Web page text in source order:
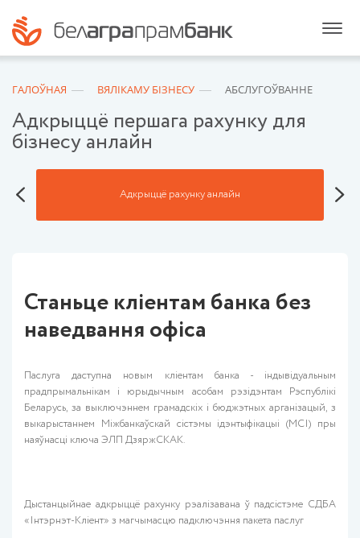
ГАЛОЎНАЯ ВЯЛІКАМУ БІЗНEСУ АБСЛУГОЎВАННЕ
Адкрыццё першага рахунку для
бізнесу анлайн
Адкрыццё рахунку анлайн
Станьце кліентам банка без
наведвання офіса
Паслуга даступна новым кліентам банка - індывідуальным
прадпрымальнікам і юрыдычным асобам рэзідэнтам Рэспублікі
Беларусь, за выключэннем грамадскіх і бюджэтных арганізацый, з
выкарыстаннем Міжбанкаўскай сістэмы ідэнтыфікацыі (МСІ) пры
наяўнасці ключа ЭЛП ДзяржСКАК.
Дыстанцыйнае адкрыццё рахунку рэалізавана ў падсістэме СДБА
«Інтэрнэт-Кліент» з магчымасцю падключэння пакета паслуг